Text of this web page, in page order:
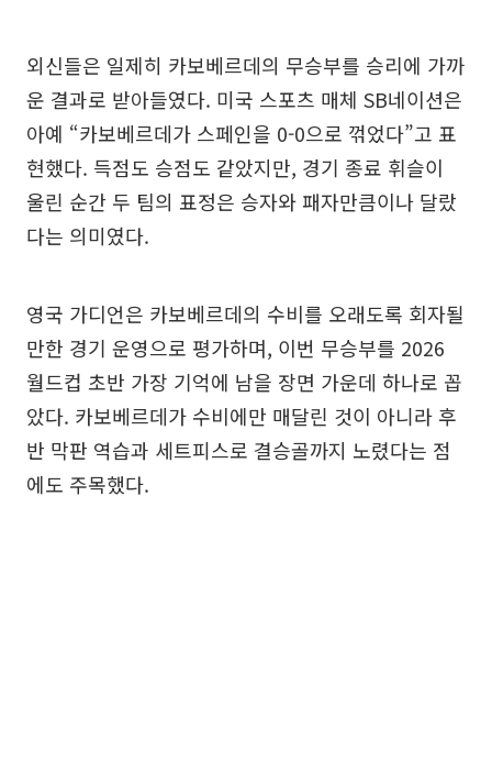
외신들은 일제히 카보베르데의 무승부를 승리에 가까
운 결과로 받아들였다. 미국 스포츠 매체 SB네이션은
아예 “카보베르데가 스페인을 0-0으로 꺾었다”고 표
현했다. 득점도 승점도 같았지만, 경기 종료 휘슬이
울린 순간 두 팀의 표정은 승자와 패자만큼이나 달랐
다는 의미였다.
영국 가디언은 카보베르데의 수비를 오래도록 회자될
만한 경기 운영으로 평가하며, 이번 무승부를 2026
월드컵 초반 가장 기억에 남을 장면 가운데 하나로 꼽
았다. 카보베르데가 수비에만 매달린 것이 아니라 후
반 막판 역습과 세트피스로 결승골까지 노렸다는 점
에도 주목했다.